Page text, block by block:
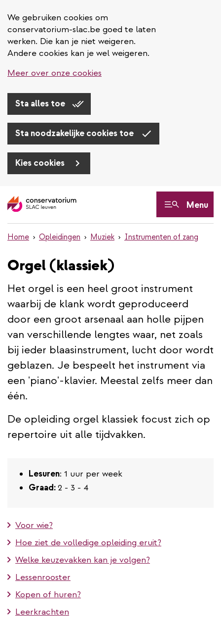
We gebruiken cookies om
conservatorium-slac.be goed te laten
werken. Die kan je niet weigeren.
Andere cookies kan je wel weigeren.
Meer over onze cookies
Sta alles toe
Sta noodzakelijke cookies toe
Kies cookies
en
inhoud
Menu
Home Opleidingen Muziek Instrumenten of zang
Orgel (klassiek)
Het orgel is een heel groot instrument
waarbij de klank wordt geproduceerd
door een groot arsenaal aan holle pijpen
van verschillende lengtes waar, net zoals
bij ieder blaasinstrument, lucht door wordt
geblazen. Je bespeelt het instrument via
een 'piano'-klavier. Meestal zelfs meer dan
één.
De opleiding orgel klassiek focust zich op
repertoire uit alle tijdvakken.
Lesuren: 1 uur per week
Graad:2 - 3 - 4
Voor wie?
Hoe ziet de volledige opleiding eruit?
Welke keuzevakken kan je volgen?
Lessenrooster
Kopen of huren?
Leerkrachten